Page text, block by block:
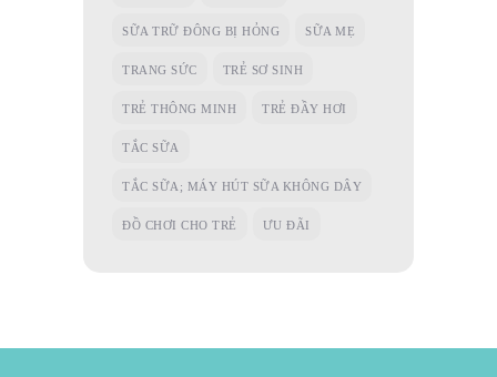
SỮA TRỮ ĐÔNG BỊ HỎNG SỮA MẸ
TRANG SỨC TRẺ SƠ SINH
TRẺ THÔNG MINH TRẺ ĐẦY HƠI
TẮC SỮA
TẮC SỮA; MÁY HÚT SỮA KHÔNG DÂY
ĐỒ CHƠI CHO TRẺ ƯU ĐÃI